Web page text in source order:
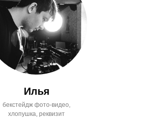
Илья
бекстейдж фото-видео,
хлопушка, реквизит